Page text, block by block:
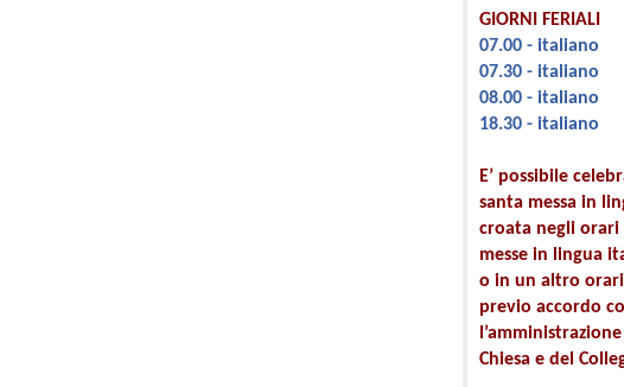
GIORNI FERIALI
07.00 - italiano
07.30 - italiano
08.00 - italiano
18.30 - italiano
E’ possibile
santa messa in
croata negli orari
messe in lingua
o in un altro
previo accordo
Chiesa e del